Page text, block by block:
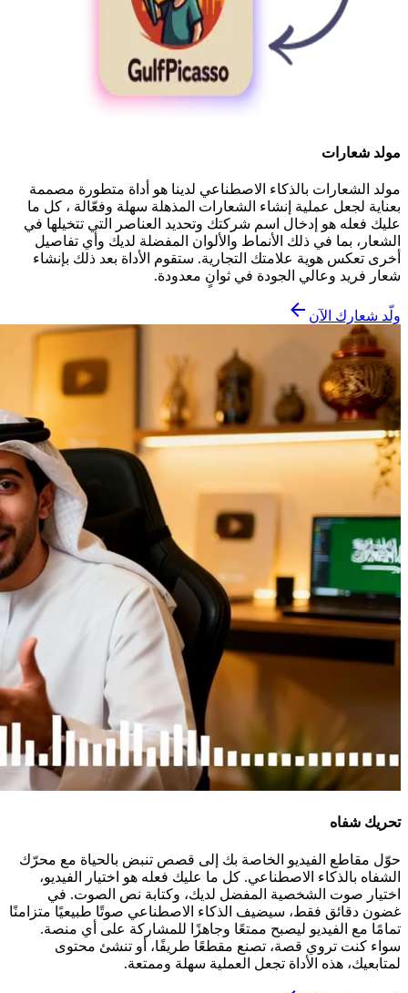
مولد شعارات
مولد الشعارات بالذكاء الاصطناعي لدينا هو أداة متطورة مصممة
بعناية لجعل عملية إنشاء الشعارات المذهلة سهلة وفعّالة ، كل ما
عليك فعله هو إدخال اسم شركتك وتحديد العناصر التي تتخيلها في
الشعار، بما في ذلك الأنماط والألوان المفضلة لديك وأي تفاصيل
أخرى تعكس هوية علامتك التجارية. ستقوم الأداة بعد ذلك بإنشاء
شعار فريد وعالي الجودة في ثوانٍ معدودة.
ولّد شعارك الآن
تحريك شفاه
حوّل مقاطع الفيديو الخاصة بك إلى قصص تنبض بالحياة مع محرّك
الشفاه بالذكاء الاصطناعي. كل ما عليك فعله هو اختيار الفيديو،
اختيار صوت الشخصية المفضل لديك، وكتابة نص الصوت. في
غضون دقائق فقط، سيضيف الذكاء الاصطناعي صوتًا طبيعيًا متزامنًا
تمامًا مع الفيديو ليصبح ممتعًا وجاهزًا للمشاركة على أي منصة.
سواء كنت تروي قصة، تصنع مقطعًا طريفًا، أو تنشئ محتوى
لمتابعيك، هذه الأداة تجعل العملية سهلة وممتعة.